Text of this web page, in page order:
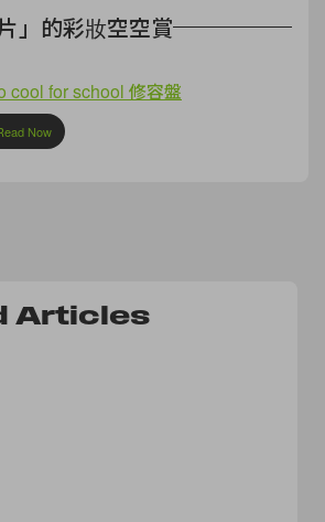
」的彩妝空空賞
cool for school 修容盤
Now
Articles